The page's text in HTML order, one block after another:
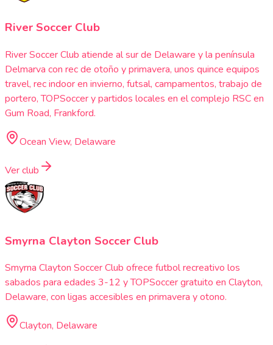
River Soccer Club
River Soccer Club atiende al sur de Delaware y la península
Delmarva con rec de otoño y primavera, unos quince equipos
travel, rec indoor en invierno, futsal, campamentos, trabajo de
portero, TOPSoccer y partidos locales en el complejo RSC en
Gum Road, Frankford.
Ocean View, Delaware
Ver club
Smyrna Clayton Soccer Club
Smyrna Clayton Soccer Club ofrece futbol recreativo los
sabados para edades 3-12 y TOPSoccer gratuito en Clayton,
Delaware, con ligas accesibles en primavera y otono.
Clayton, Delaware